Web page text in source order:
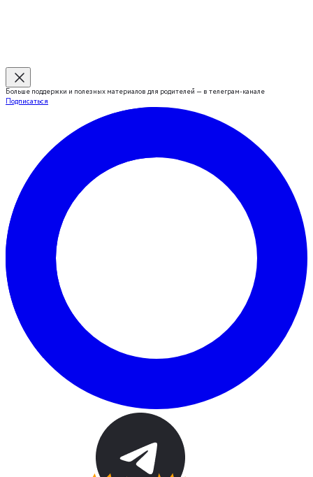
Больше поддержки и полезных материалов для родителей — в телеграм-канале
Подписаться